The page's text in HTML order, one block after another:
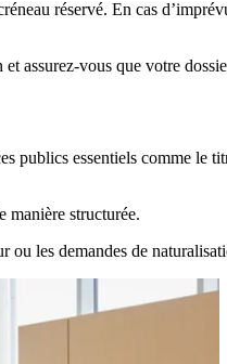
réservé. En cas
assurez-vous que votre
publics essentiels comme le
manière structurée.
ou les demandes de